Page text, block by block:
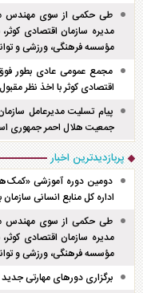
طی حکمی از سوی مهندس
مدیره سازمان اقتصادی
مؤسسه فرهنگی، ورزشی و
اقتصادی کوثر با اخذ نظر
پیام تسلیت مدیرعامل
جمعیت هلال احمر جمهوری
پربازدیدترین اخبار
دومین دوره آموزشی
اداره کل منابع انسانی سازمان
طی حکمی از سوی مهندس
مدیره سازمان اقتصادی
مؤسسه فرهنگی، ورزشی و
برگزاری دور‌های مهارتی